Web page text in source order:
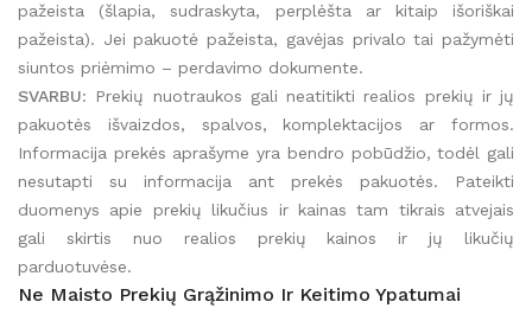
pažeista (šlapia, sudraskyta, perplėšta ar kitaip išoriškai
pažeista). Jei pakuotė pažeista, gavėjas privalo tai pažymėti
siuntos priėmimo – perdavimo dokumente.
SVARBU: Prekių nuotraukos gali neatitikti realios prekių ir jų
pakuotės išvaizdos, spalvos, komplektacijos ar formos.
Informacija prekės aprašyme yra bendro pobūdžio, todėl gali
nesutapti su informacija ant prekės pakuotės. Pateikti
duomenys apie prekių likučius ir kainas tam tikrais atvejais
gali skirtis nuo realios prekių kainos ir jų likučių
parduotuvėse.
Ne Maisto Prekių Grąžinimo Ir Keitimo Ypatumai